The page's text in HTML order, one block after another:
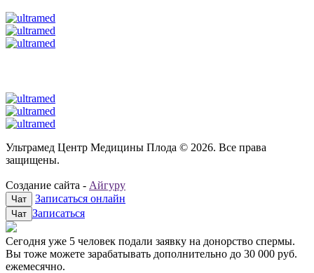
Ультрамед Центр Медицины Плода © 2026. Все права
защищены.
Создание сайта - Айгуру
Чат Записаться онлайн
Чат Записаться
Сегодня уже 5 человек подали заявку на донорство спермы.
Вы тоже можете зарабатывать дополнительно до 30 000 руб.
ежемесячно.